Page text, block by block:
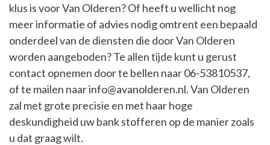
klus is voor Van Olderen? Of heeft u wellicht nog
meer informatie of advies nodig omtrent een bepaald
onderdeel van de diensten die door Van Olderen
worden aangeboden? Te allen tijde kunt u gerust
contact opnemen door te bellen naar06-53810537,
of te mailen naarinfo@avanolderen.nl. Van Olderen
zal met grote precisie en met haar hoge
deskundigheid uw bank stofferen op de manier zoals
u dat graag wilt.